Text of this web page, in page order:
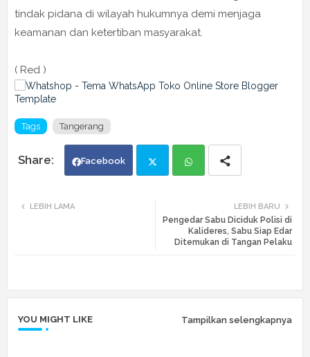
tindak pidana di wilayah hukumnya demi menjaga
keamanan dan ketertiban masyarakat.
( Red )
Tags Tangerang
Facebook
ats
LEBIH BARU
Pengedar Sabu Diciduk Polisi di
Kalideres, Sabu Siap Edar
Ditemukan di Tangan Pelaku
LEBIH LAMA
YOU MIGHT LIKE Tampilkan selengkapnya